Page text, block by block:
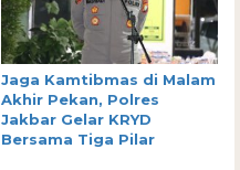
Jaga Kamtibmas di Malam
Akhir Pekan, Polres
Jakbar Gelar KRYD
Bersama Tiga Pilar